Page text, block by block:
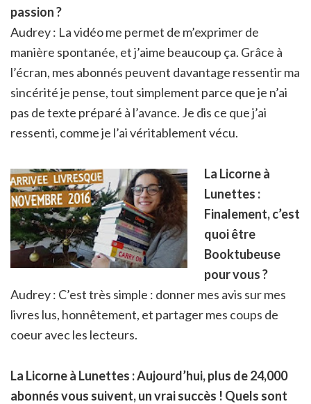
passion ?
Audrey : La vidéo me permet de m’exprimer de
manière spontanée, et j’aime beaucoup ça. Grâce à
l’écran, mes abonnés peuvent davantage ressentir ma
sincérité je pense, tout simplement parce que je n’ai
pas de texte préparé à l’avance. Je dis ce que j’ai
ressenti, comme je l’ai véritablement vécu.
La Licorne à
Lunettes :
Finalement, c’est
quoi être
Booktubeuse
pour vous ?
Audrey : C’est très simple : donner mes avis sur mes
livres lus, honnêtement, et partager mes coups de
coeur avec les lecteurs.
La Licorne à Lunettes :Aujourd’hui, plus de 24,000
abonnés vous suivent, un vrai succès ! Quels sont